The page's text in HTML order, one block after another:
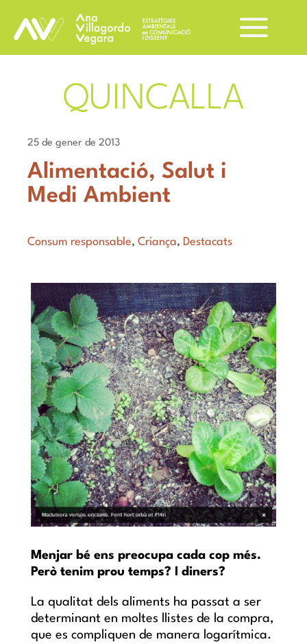
QUINCALLA
25 de gener de 2013
Alimentació, Salut i
Medi Ambient
Consum responsable,Criança, Destacats
Menjar bé ens preocupa cada cop més.
Però tenim prou temps? I diners?
La qualitat dels aliments ha passat a ser
determinant en moltes llistes de la compra,
que es compliquen de manera logarítmica.